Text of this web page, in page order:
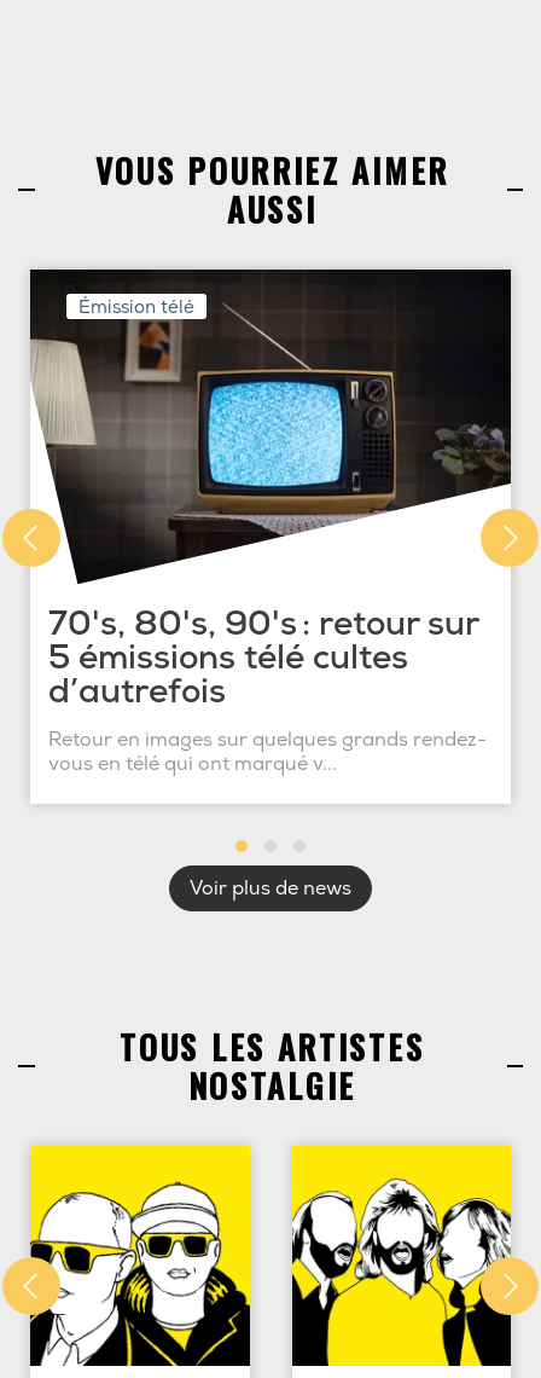
VOUS POURRIEZ AIMER
AUSSI
Émission télé
70's, 80's, 90's : retour sur
5 émissions télé cultes
d’autrefois
Retour en images sur quelques grands rendez-
vous en télé qui ont marqué v...
Voir plus de news
TOUS LES ARTISTES
NOSTALGIE